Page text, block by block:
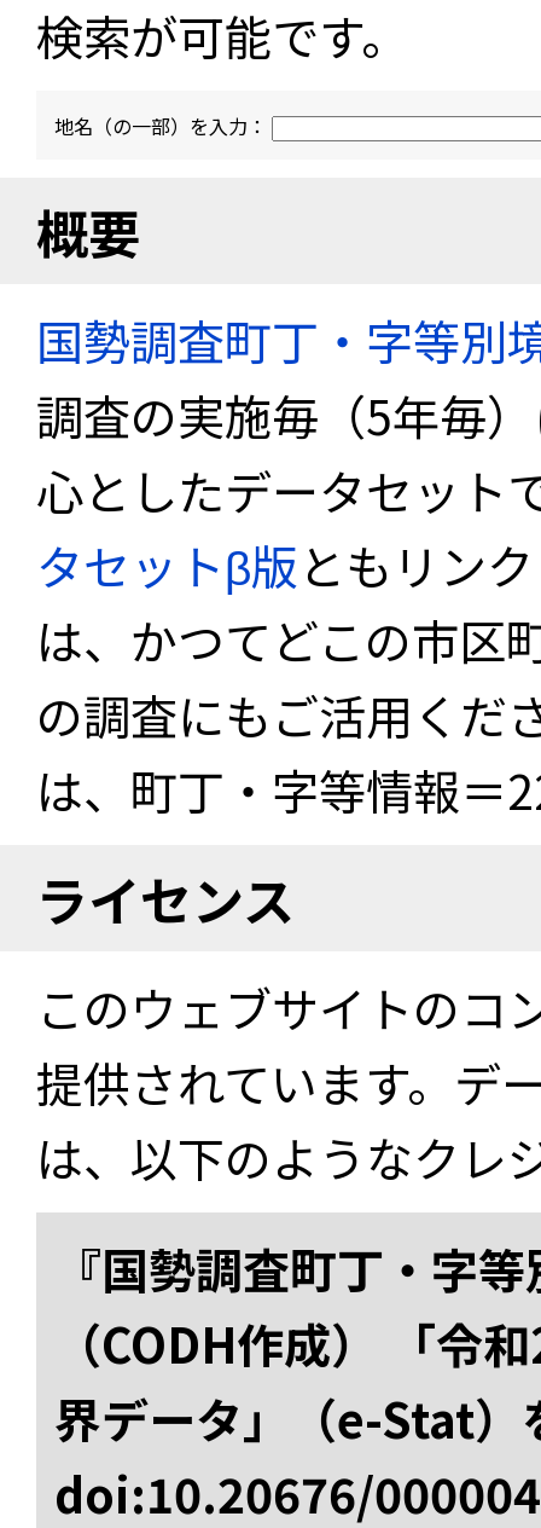
検索が可能です。
地名（の一部）を入力：
概要
国勢調査町丁・字等別
調査の実施毎（5年毎
心としたデータセット
タセットβ版ともリン
は、かつてどこの市区
の調査にもご活用くだ
は、町丁・字等情報＝
ライセンス
このウェブサイトのコ
提供されています。デ
は、以下のようなクレ
『国勢調査町丁・字
（CODH作成） 「令
界データ」（e-Stat）
doi:10.20676/